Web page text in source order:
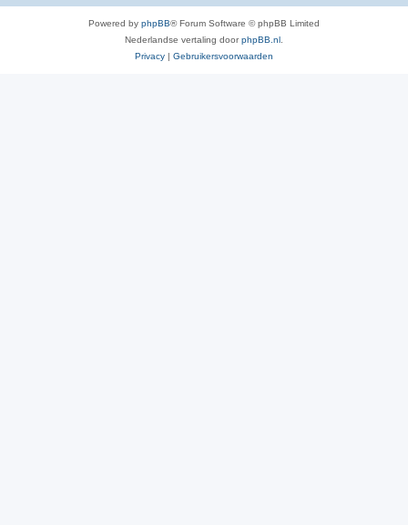
Powered by phpBB® Forum Software © phpBB Limited
Nederlandse vertaling doorphpBB.nl
Privacy | Gebruikersvoorwaarden